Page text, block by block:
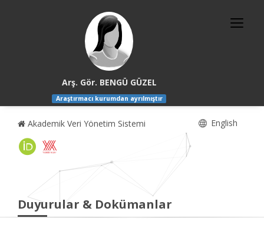
Arş. Gör. BENGÜ GÜZEL
Araştırmacı kurumdan ayrılmıştır
Akademik Veri Yönetim Sistemi English
Duyurular & Dokümanlar